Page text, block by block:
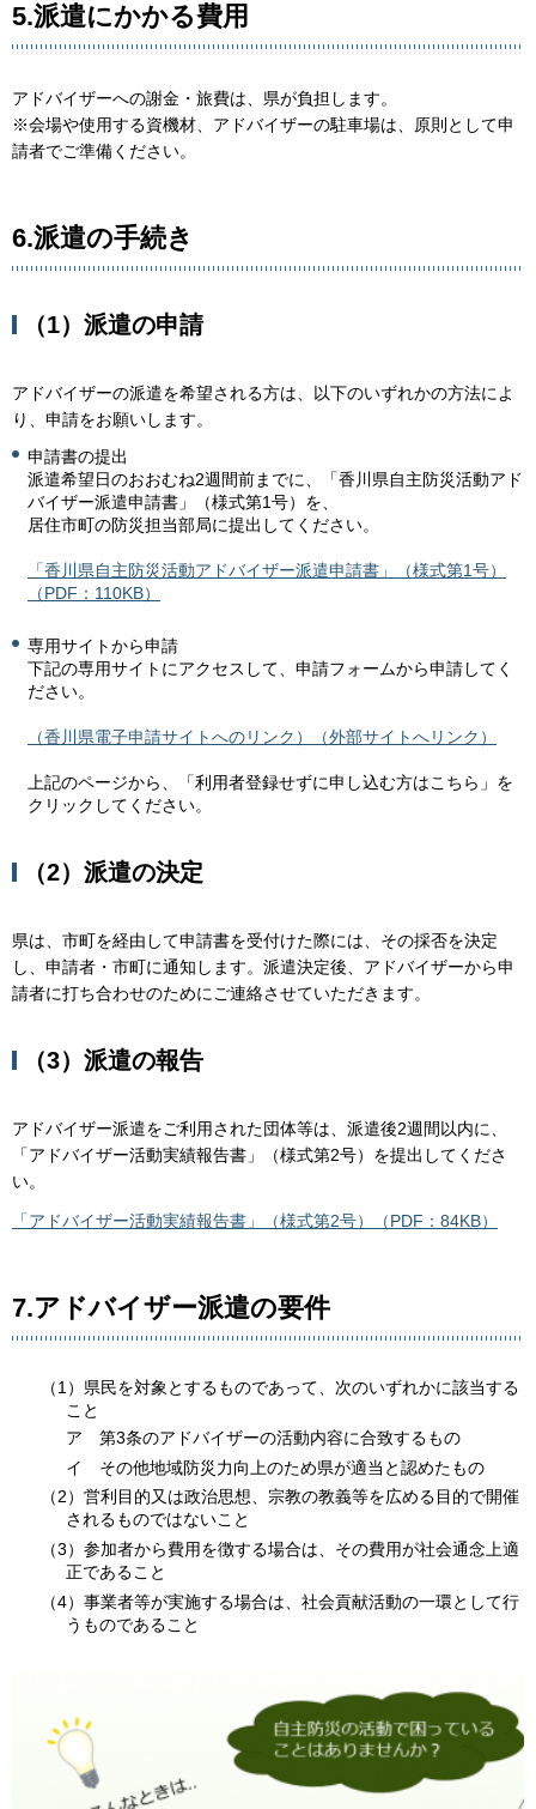
5.派遣にかかる費用
アドバイザーへの謝金・旅費は、県が負担します。
※会場や使用する資機材、アドバイザーの駐車場は、原則として申
請者でご準備ください。
6.派遣の手続き
（1）派遣の申請
アドバイザーの派遣を希望される方は、以下のいずれかの方法によ
り、申請をお願いします。
申請書の提出
派遣希望日のおおむね2週間前までに、「香川県自主防災活動アド
バイザー派遣申請書」（様式第1号）を、
居住市町の防災担当部局に提出してください。
「香川県自主防災活動アドバイザー派遣申請書」（様式第1号）
（PDF：110KB）
専用サイトから申請
下記の専用サイトにアクセスして、申請フォームから申請してく
ださい。
（香川県電子申請サイトへのリンク）（外部サイトへリンク）
上記のページから、「利用者登録せずに申し込む方はこちら」を
クリックしてください。
（2）派遣の決定
県は、市町を経由して申請書を受付けた際には、その採否を決定
し、申請者・市町に通知します。派遣決定後、アドバイザーから申
請者に打ち合わせのためにご連絡させていただきます。
（3）派遣の報告
アドバイザー派遣をご利用された団体等は、派遣後2週間以内に、
「アドバイザー活動実績報告書」（様式第2号）を提出してくださ
い。
「アドバイザー活動実績報告書」（様式第2号）（PDF：84KB）
7.アドバイザー派遣の要件
（1）県民を対象とするものであって、次のいずれかに該当する
こと
ア 第3条のアドバイザーの活動内容に合致するもの
イ その他地域防災力向上のため県が適当と認めたもの
（2）営利目的又は政治思想、宗教の教義等を広める目的で開催
されるものではないこと
（3）参加者から費用を徴する場合は、その費用が社会通念上適
正であること
（4）事業者等が実施する場合は、社会貢献活動の一環として行
うものであること